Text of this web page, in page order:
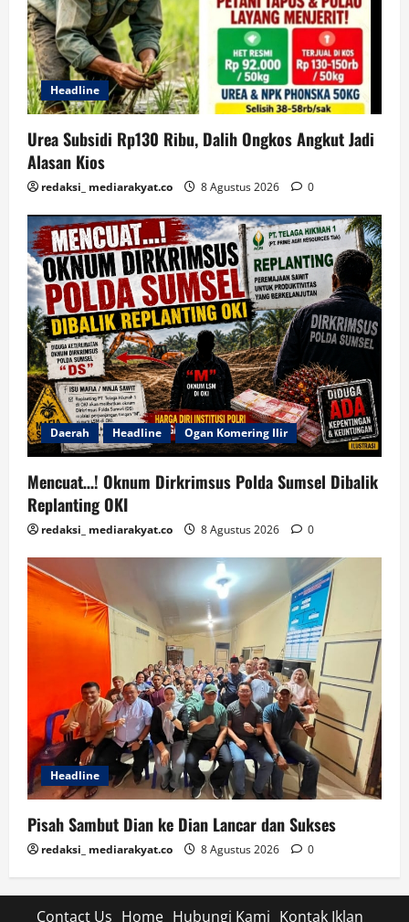
Headline
Urea Subsidi Rp130 Ribu, Dalih Ongkos Angkut Jadi
Alasan Kios
redaksi_ mediarakyat.co 8 Agustus 2026 0
Daerah Headline Ogan Komering Ilir
Mencuat…! Oknum Dirkrimsus Polda Sumsel Dibalik
Replanting OKI
redaksi_ mediarakyat.co 8 Agustus 2026 0
Headline
Pisah Sambut Dian ke Dian Lancar dan Sukses
redaksi_ mediarakyat.co 8 Agustus 2026 0
Contact Us Home Hubungi Kami Kontak Iklan